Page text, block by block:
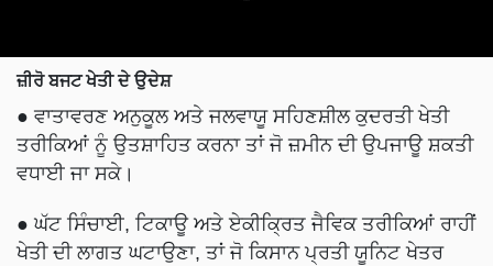
ਜ਼ੀਰੋ ਬਜਟ ਖੇਤੀ ਦੇ ਉਦੇਸ਼
● ਵਾਤਾਵਰਣ ਅਨੁਕੂਲ ਅਤੇ ਜਲਵਾਯੂ ਸਹਿਣਸ਼ੀਲ ਕੁਦਰਤੀ ਖੇਤੀ
ਤਰੀਕਿਆਂ ਨੂੰ ਉਤਸ਼ਾਹਿਤ ਕਰਨਾ ਤਾਂ ਜੋ ਜ਼ਮੀਨ ਦੀ ਉਪਜਾਊ ਸ਼ਕਤੀ
ਵਧਾਈ ਜਾ ਸਕੇ।
● ਘੱਟ ਸਿੰਚਾਈ, ਟਿਕਾਊ ਅਤੇ ਏਕੀਕ੍ਰਿਤ ਜੈਵਿਕ ਤਰੀਕਿਆਂ ਰਾਹੀਂ
ਖੇਤੀ ਦੀ ਲਾਗਤ ਘਟਾਉਣਾ, ਤਾਂ ਜੋ ਕਿਸਾਨ ਪ੍ਰਤੀ ਯੂਨਿਟ ਖੇਤਰ